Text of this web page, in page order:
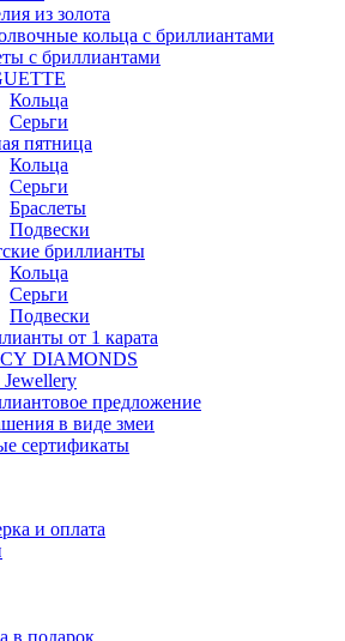
из золота
кольца с бриллиантами
с бриллиантами
Кольца
Серьги
пятница
Кольца
Серьги
Браслеты
Подвески
бриллианты
Кольца
Серьги
Подвески
от 1 карата
DIAMONDS
предложение
в виде змеи
сертификаты
и оплата
в подарок